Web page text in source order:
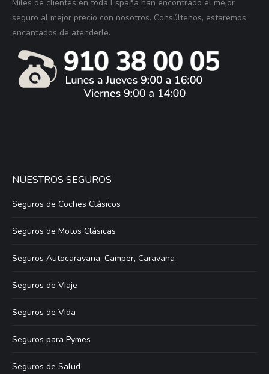
Miles de clientes en toda España han encontrado el mejor
seguro al mejor precio con nosotros. Consúltenos, estaremos
encantados de atenderle.
NUESTROS SEGUROS
Seguros de Coches Clásicos
Seguros de Motos Clásicas
Seguros Autocaravana, Camper, Caravana
Seguros de Viaje
Seguros de Vida
Seguros para Pymes
Seguros de Salud